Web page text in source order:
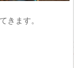
きます。